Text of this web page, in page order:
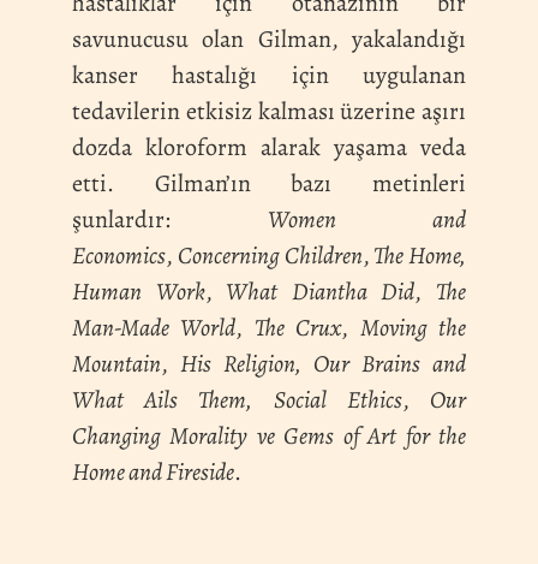
savunucusu olan Gilman, yakalandığı
kanser hastalığı için uygulanan
tedavilerin etkisiz kalması üzerine aşırı
dozda kloroform alarak yaşama veda
etti. Gilman’ın bazı metinleri
şunlardır: Women and
Economics, Concerning Children,The Home,
Human Work, What Diantha Did, The
Man-Made World, The Crux, Moving the
Mountain, His Religion, Our Brains and
What Ails Them, Social Ethics, Our
Changing Morality ve Gems of Art for the
Home and Fireside.